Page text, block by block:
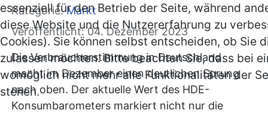
Kategorie:Markt
Veröffentlicht: 04. Dezember 2023
Die Verbraucherstimmung in Deutschland
macht im Dezember einen deutlichen Sprung
nach oben. Der aktuelle Wert des HDE-
Konsumbarometers markiert nicht nur die
essenziell für den Betrieb der Seite, während
diese Website und die Nutzererfahrung zu
Cookies). Sie können selbst entscheiden, ob Sie
zulassen möchten. Bitte beachten Sie, dass bei
womöglich nicht mehr alle Funktionalitäten der
stehen.